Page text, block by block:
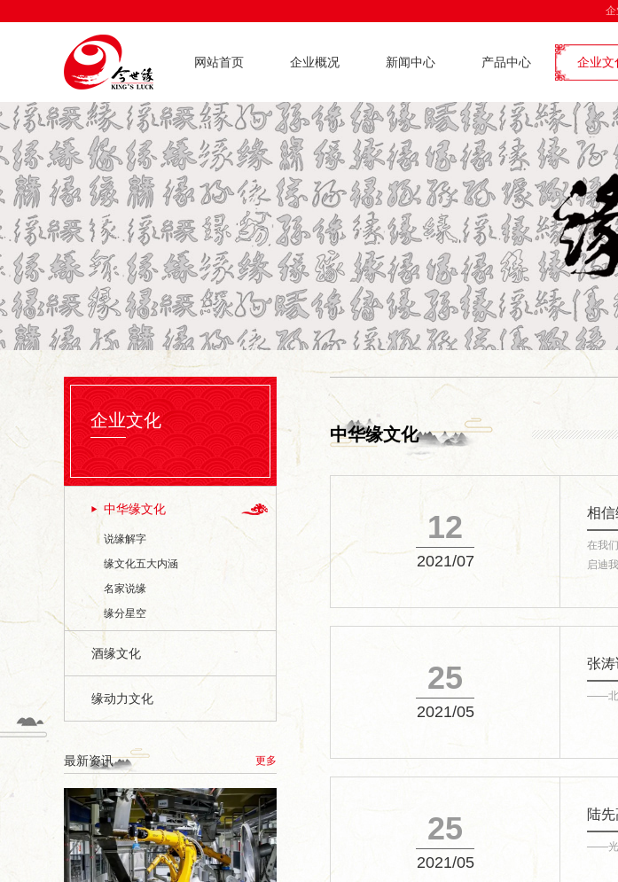
网站首页 企业概况 新闻中心 产品中心 企业文
企业文化
中华缘文化
说缘解字
缘文化五大内涵
名家说缘
缘分星空
酒缘文化
缘动力文化
最新资讯 更多
中华缘文化
12
2021/07
相信
在我
启迪
25
2021/05
张
——北
25
2021/05
陆
——光